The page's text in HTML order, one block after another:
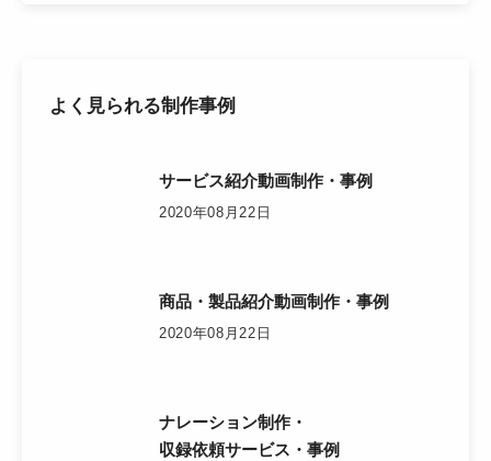
よく見られる制作事例
サービス紹介動画制作・事例
2020年08月22日
商品・製品紹介動画制作・事例
2020年08月22日
ナレーション制作・
収録依頼サービス・事例